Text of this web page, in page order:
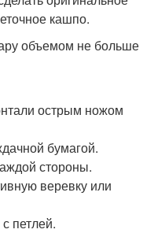
кашпо.
объемом не больше
острым ножом
бумагой.
стороны.
веревку или
петлей.